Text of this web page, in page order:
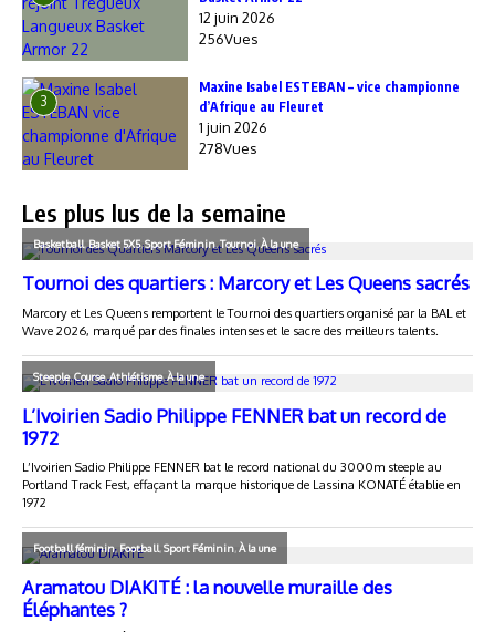
12 juin 2026
256Vues
3
Maxine Isabel ESTEBAN – vice championne
d’Afrique au Fleuret
1 juin 2026
278Vues
Les plus lus de la semaine